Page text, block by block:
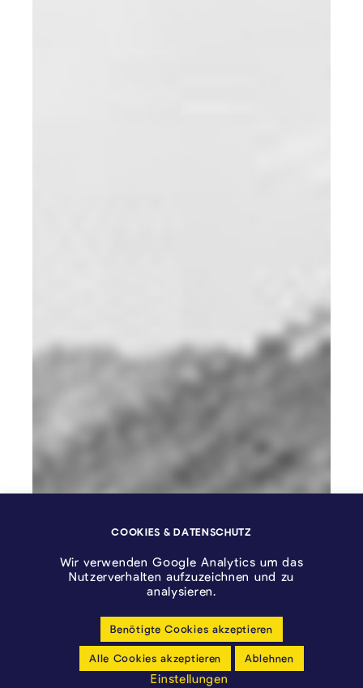
COOKIES & DATENSCHUTZ
Wir verwenden Google Analytics um das
Nutzerverhalten aufzuzeichnen und zu
analysieren.
Benötigte Cookies akzeptieren
Alle Cookies akzeptieren Ablehnen
Einstellungen